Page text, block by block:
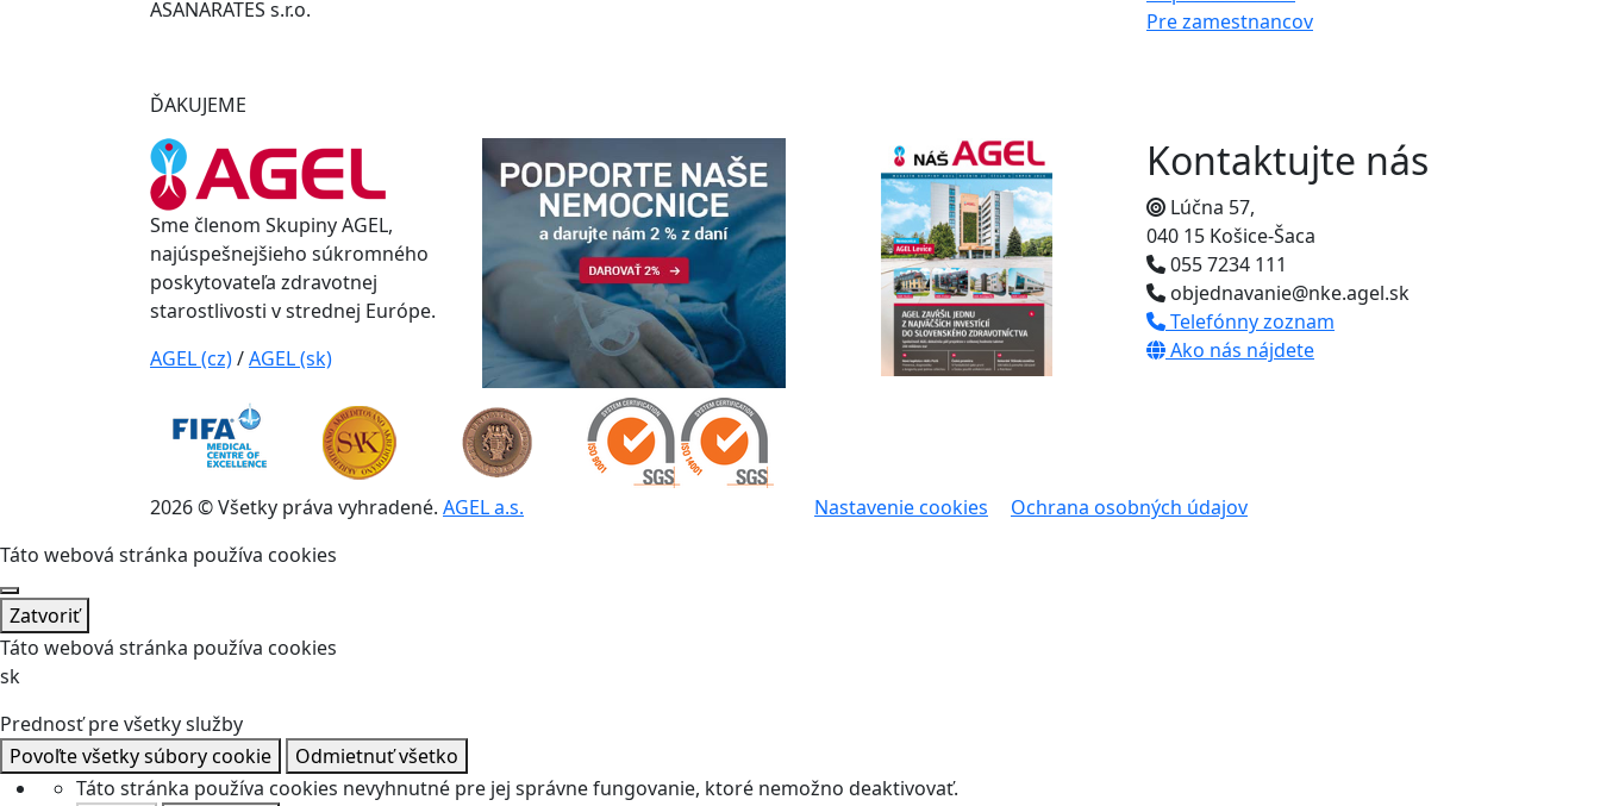
ASANARATES s.r.o.
ĎAKUJEME
Pre zamestnancov
Sme členom Skupiny AGEL,
najúspešnejšieho súkromného
poskytovateľa zdravotnej
starostlivosti v strednej Európe.
AGEL (cz)/AGEL (sk)
Kontaktujte nás
Lúčna 57,
040 15 Košice-Šaca
055 7234 111
objednavanie@nke.agel.sk
Telefónny zoznam
Ako nás nájdete
2026 © Všetky práva vyhradené. AGEL a.s. Nastavenie cookies
Ochrana osobných údajov
Táto webová stránka používa cookies
Zatvoriť
Táto webová stránka používa cookies
sk
Prednosť pre všetky služby
Povoľte všetky súbory cookie
Odmietnuť všetko
Táto stránka používa cookies nevyhnutné pre jej správne fungovanie, ktoré nemožno deaktivovať.